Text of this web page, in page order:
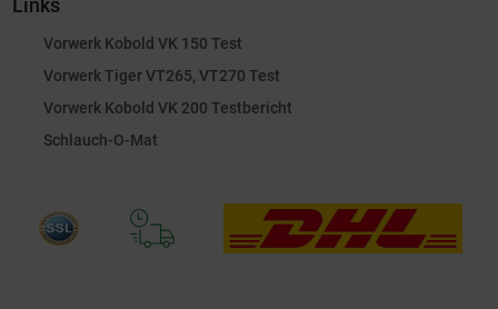
Links
Vorwerk Kobold VK 150 Test
Vorwerk Tiger VT265, VT270 Test
Vorwerk Kobold VK 200 Testbericht
Schlauch-O-Mat